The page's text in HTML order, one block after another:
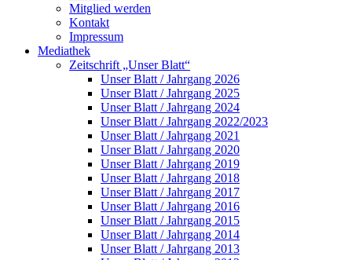
Mitglied werden
Kontakt
Impressum
Mediathek
Zeitschrift „Unser Blatt“
Unser Blatt / Jahrgang 2026
Unser Blatt / Jahrgang 2025
Unser Blatt / Jahrgang 2024
Unser Blatt / Jahrgang 2022/2023
Unser Blatt / Jahrgang 2021
Unser Blatt / Jahrgang 2020
Unser Blatt / Jahrgang 2019
Unser Blatt / Jahrgang 2018
Unser Blatt / Jahrgang 2017
Unser Blatt / Jahrgang 2016
Unser Blatt / Jahrgang 2015
Unser Blatt / Jahrgang 2014
Unser Blatt / Jahrgang 2013